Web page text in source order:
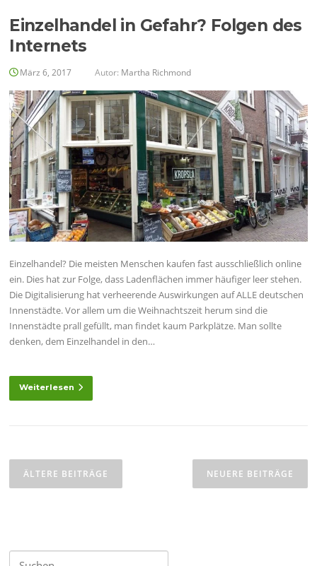
Einzelhandel in Gefahr? Folgen des
Internets
März 6, 2017 Autor: Martha Richmond
Einzelhandel? Die meisten Menschen kaufen fast ausschließlich online
ein. Dies hat zur Folge, dass Ladenflächen immer häufiger leer stehen.
Die Digitalisierung hat verheerende Auswirkungen auf ALLE deutschen
Innenstädte. Vor allem um die Weihnachtszeit herum sind die
Innenstädte prall gefüllt, man findet kaum Parkplätze. Man sollte
denken, dem Einzelhandel in den…
Weiterlesen
ÄLTERE BEITRÄGE NEUERE BEITRÄGE